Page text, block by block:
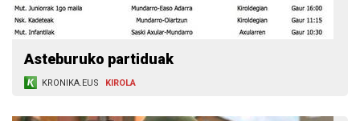
Asteburuko partiduak
KRONIKA.EUS KIROLA